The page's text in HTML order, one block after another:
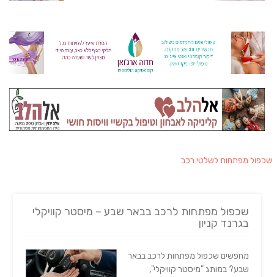
שכפול מפתחות לשלטי רכב
שכפול מפתחות לרכב בבאר שבע – מיסטר קוויקלי
בגרנד קניון
מחפשים שכפול מפתחות לרכב בבאר
שבע? במותג "מיסטר קוויקלי",